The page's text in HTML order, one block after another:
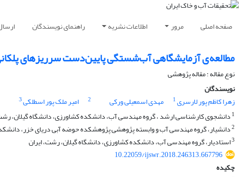
صفحه اصلی مرور اطلاعات نشریه راهنمای نویسندگان
مطالعه ی آزمایشگاهی آب‌شستگی پایین‌دست سرریزهای
نوع مقاله : مقاله پژوهشی
نویسندگان
زهرا کاظم پور لارسری1 مهدی اسمعیلی ورکی 2 امیر ملک پور اسطلکی3
1 دانشجوی کارشناسی ارشد ، گروه مهندسی آب، دانشکده کشاورزی، دانشگاه گیلان،
2دانشیار، گروه مهندسی آب و وابسته پژوهشی پژوهشکده حوضه آبی دریای خزر،
3استادیار، گروه مهندسی آب، دانشکده کشاورزی، دانشگاه گیلان، رشت، ایران
10.22059/ijswr.2018.246313.667796
چکیده